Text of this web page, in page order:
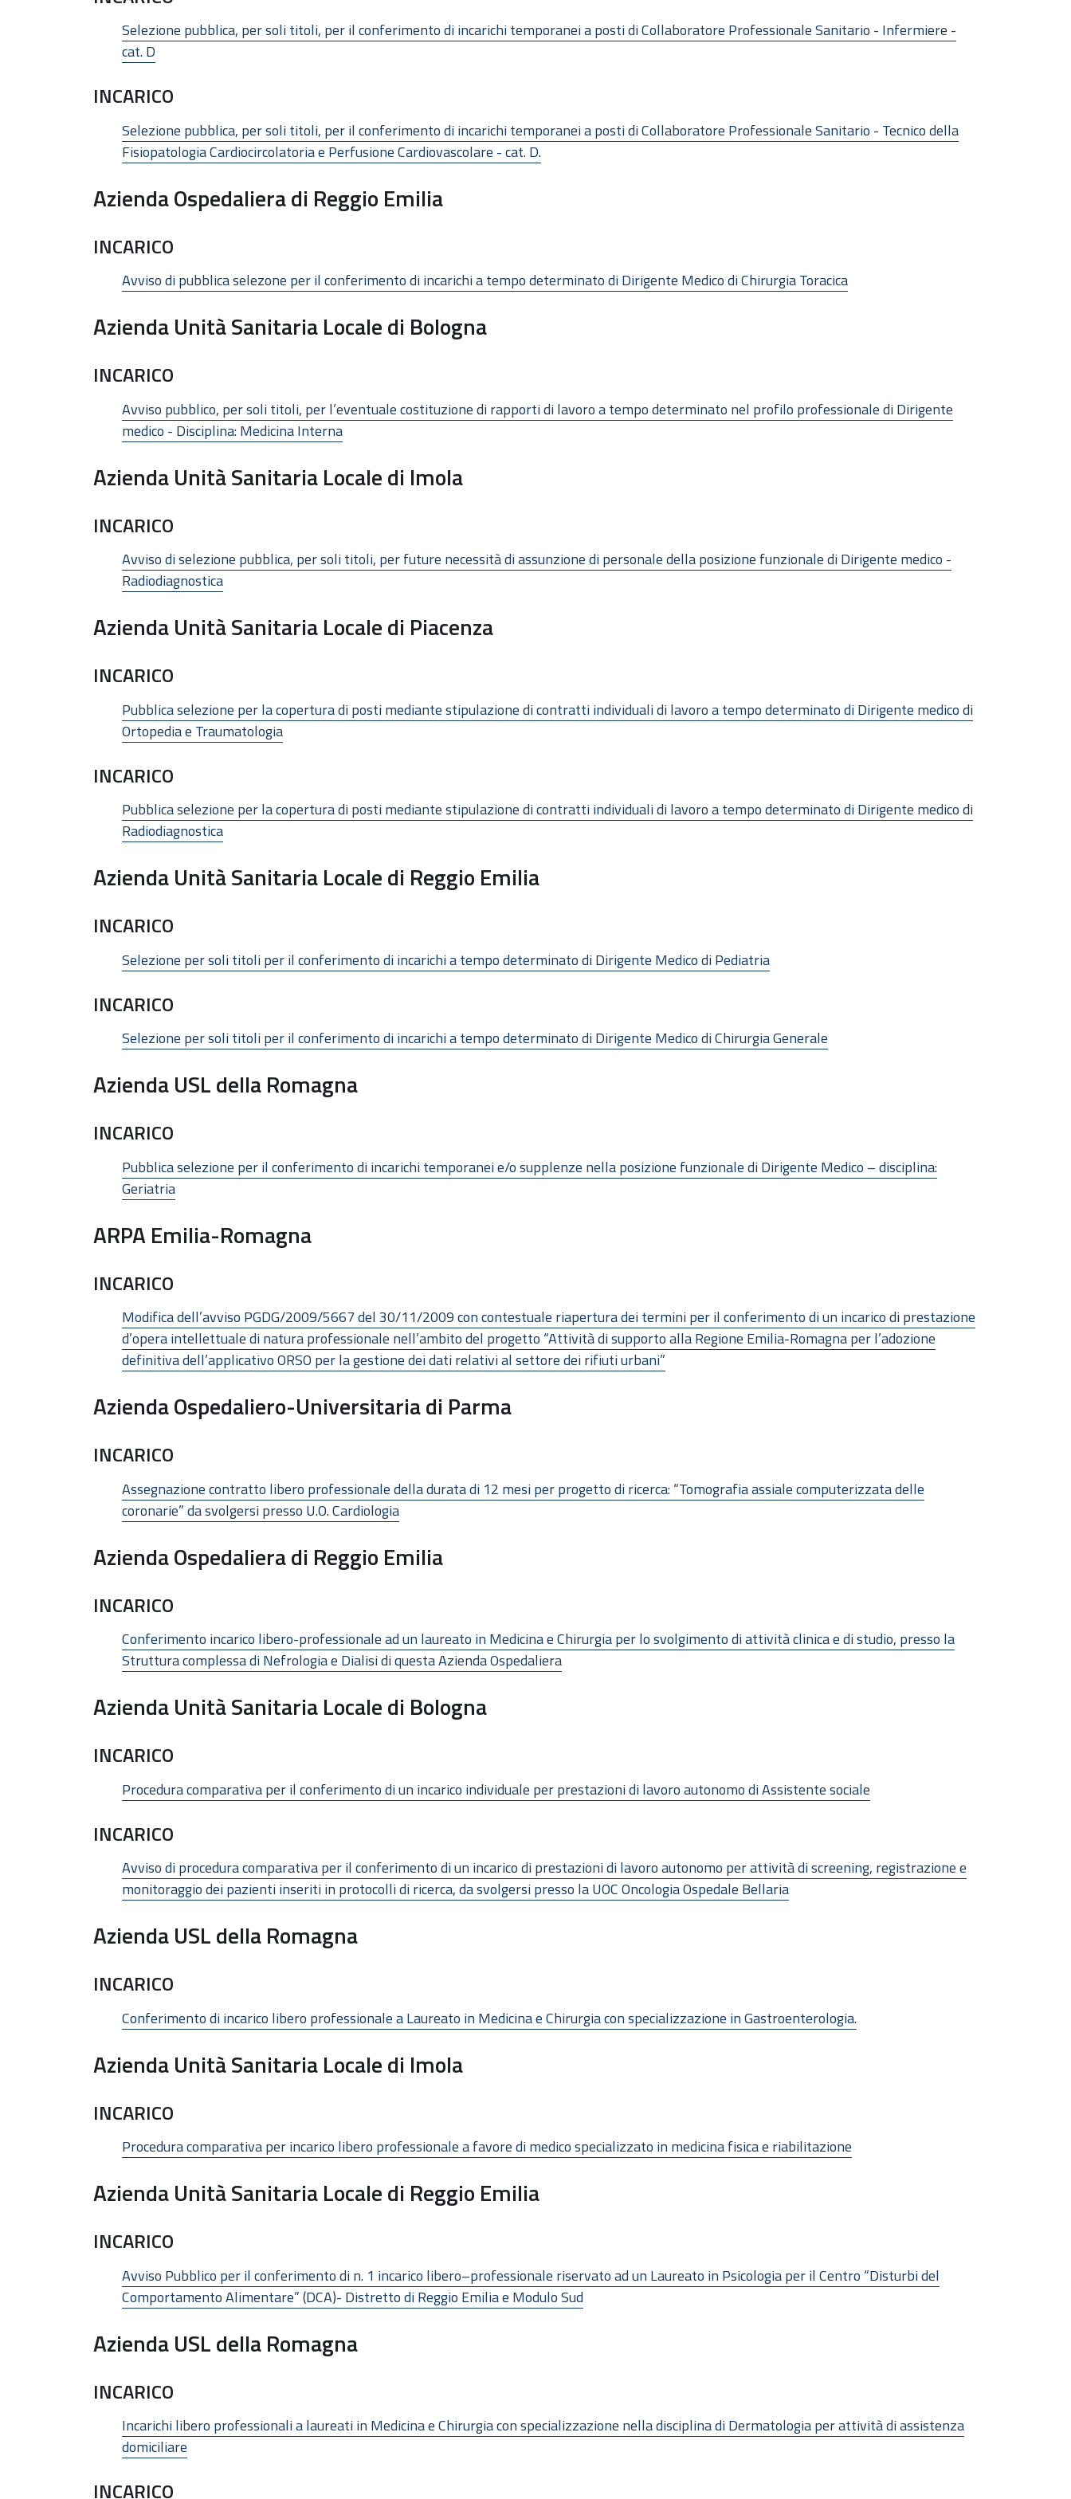
Selezione pubblica, per soli titoli, per il conferimento di incarichi temporanei a posti di Collaboratore Professionale Sanitario - Infermiere -
cat. D
INCARICO
Selezione pubblica, per soli titoli, per il conferimento di incarichi temporanei a posti di Collaboratore Professionale Sanitario - Tecnico della
Fisiopatologia Cardiocircolatoria e Perfusione Cardiovascolare - cat. D.
Azienda Ospedaliera di Reggio Emilia
INCARICO
Avviso di pubblica selezone per il conferimento di incarichi a tempo determinato di Dirigente Medico di Chirurgia Toracica
Azienda Unità Sanitaria Locale di Bologna
INCARICO
Avviso pubblico, per soli titoli, per l’eventuale costituzione di rapporti di lavoro a tempo determinato nel profilo professionale di Dirigente
medico - Disciplina: Medicina Interna
Azienda Unità Sanitaria Locale di Imola
INCARICO
Avviso di selezione pubblica, per soli titoli, per future necessità di assunzione di personale della posizione funzionale di Dirigente medico -
Radiodiagnostica
Azienda Unità Sanitaria Locale di Piacenza
INCARICO
Pubblica selezione per la copertura di posti mediante stipulazione di contratti individuali di lavoro a tempo determinato di Dirigente medico di
Ortopedia e Traumatologia
INCARICO
Pubblica selezione per la copertura di posti mediante stipulazione di contratti individuali di lavoro a tempo determinato di Dirigente medico di
Radiodiagnostica
Azienda Unità Sanitaria Locale di Reggio Emilia
INCARICO
Selezione per soli titoli per il conferimento di incarichi a tempo determinato di Dirigente Medico di Pediatria
INCARICO
Selezione per soli titoli per il conferimento di incarichi a tempo determinato di Dirigente Medico di Chirurgia Generale
Azienda USL della Romagna
INCARICO
Pubblica selezione per il conferimento di incarichi temporanei e/o supplenze nella posizione funzionale di Dirigente Medico – disciplina:
Geriatria
ARPA Emilia-Romagna
INCARICO
Modifica dell’avviso PGDG/2009/5667 del 30/11/2009 con contestuale riapertura dei termini per il conferimento di un incarico di prestazione
d’opera intellettuale di natura professionale nell’ambito del progetto “Attività di supporto alla Regione Emilia-Romagna per l’adozione
definitiva dell’applicativo ORSO per la gestione dei dati relativi al settore dei rifiuti urbani”
Azienda Ospedaliero-Universitaria di Parma
INCARICO
Assegnazione contratto libero professionale della durata di 12 mesi per progetto di ricerca: “Tomografia assiale computerizzata delle
coronarie” da svolgersi presso U.O. Cardiologia
Azienda Ospedaliera di Reggio Emilia
INCARICO
Conferimento incarico libero-professionale ad un laureato in Medicina e Chirurgia per lo svolgimento di attività clinica e di studio, presso la
Struttura complessa di Nefrologia e Dialisi di questa Azienda Ospedaliera
Azienda Unità Sanitaria Locale di Bologna
INCARICO
Procedura comparativa per il conferimento di un incarico individuale per prestazioni di lavoro autonomo di Assistente sociale
INCARICO
Avviso di procedura comparativa per il conferimento di un incarico di prestazioni di lavoro autonomo per attività di screening, registrazione e
monitoraggio dei pazienti inseriti in protocolli di ricerca, da svolgersi presso la UOC Oncologia Ospedale Bellaria
Azienda USL della Romagna
INCARICO
Conferimento di incarico libero professionale a Laureato in Medicina e Chirurgia con specializzazione in Gastroenterologia.
Azienda Unità Sanitaria Locale di Imola
INCARICO
Procedura comparativa per incarico libero professionale a favore di medico specializzato in medicina fisica e riabilitazione
Azienda Unità Sanitaria Locale di Reggio Emilia
INCARICO
Avviso Pubblico per il conferimento di n. 1 incarico libero–professionale riservato ad un Laureato in Psicologia per il Centro “Disturbi del
Comportamento Alimentare” (DCA)- Distretto di Reggio Emilia e Modulo Sud
Azienda USL della Romagna
INCARICO
Incarichi libero professionali a laureati in Medicina e Chirurgia con specializzazione nella disciplina di Dermatologia per attività di assistenza
domiciliare
INCARICO